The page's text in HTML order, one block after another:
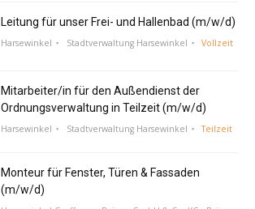
Leitung für unser Frei- und Hallenbad (m/w/d)
Harsewinkel Stadtverwaltung Harsewinkel Vollzeit
Mitarbeiter/in für den Außendienst der
Ordnungsverwaltung in Teilzeit (m/w/d)
Harsewinkel Stadtverwaltung Harsewinkel Teilzeit
Monteur für Fenster, Türen & Fassaden
(m/w/d)